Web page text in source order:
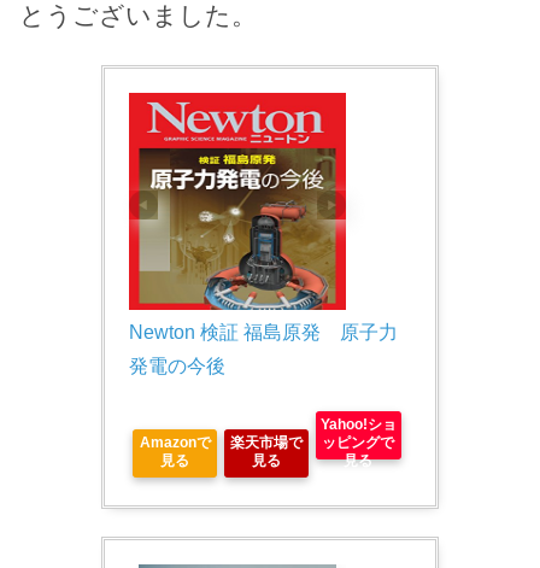
とうございました。
Newton 検証 福島原発　原子力
発電の今後
Amazonで
見る
楽天市場で
見る
Yahoo!ショ
ッピングで
見る